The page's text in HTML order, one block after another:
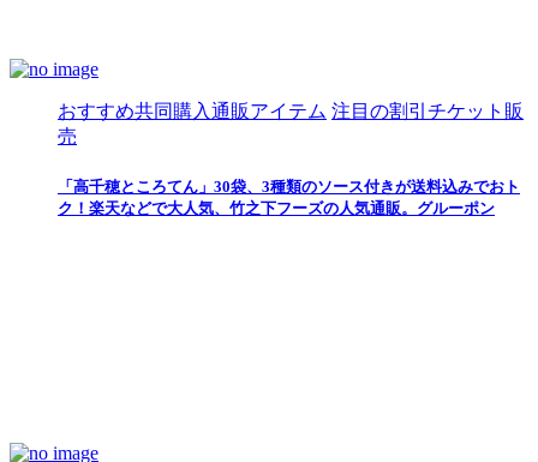
おすすめ共同購入通販アイテム 注目の割引チケット販
売
「高千穂ところてん」30袋、3種類のソース付きが送料込みでおト
ク！楽天などで大人気、竹之下フーズの人気通販。グルーポン